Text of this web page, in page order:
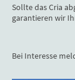
Sollte das Cria
garantieren wir
Bei Interesse